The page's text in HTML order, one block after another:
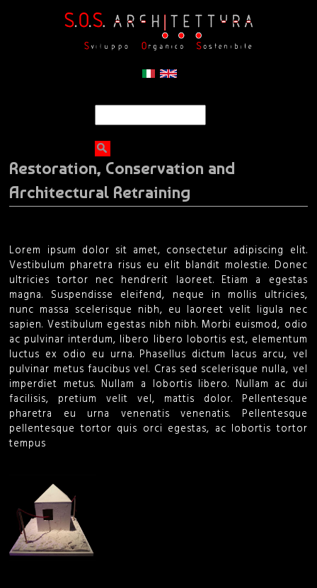
S
e
a
r
c
h
f
o
r
m
e
a
r
c
h
Restoration, Conservation and
Architectural Retraining
Lorem ipsum dolor sit amet, consectetur adipiscing elit.
Vestibulum pharetra risus eu elit blandit molestie. Donec
ultricies tortor nec hendrerit laoreet. Etiam a egestas
magna. Suspendisse eleifend, neque in mollis ultricies,
nunc massa scelerisque nibh, eu laoreet velit ligula nec
sapien. Vestibulum egestas nibh nibh. Morbi euismod, odio
ac pulvinar interdum, libero libero lobortis est, elementum
luctus ex odio eu urna. Phasellus dictum lacus arcu, vel
pulvinar metus faucibus vel. Cras sed scelerisque nulla, vel
imperdiet metus. Nullam a lobortis libero. Nullam ac dui
facilisis, pretium velit vel, mattis dolor. Pellentesque
pharetra eu urna venenatis venenatis. Pellentesque
pellentesque tortor quis orci egestas, ac lobortis tortor
tempus